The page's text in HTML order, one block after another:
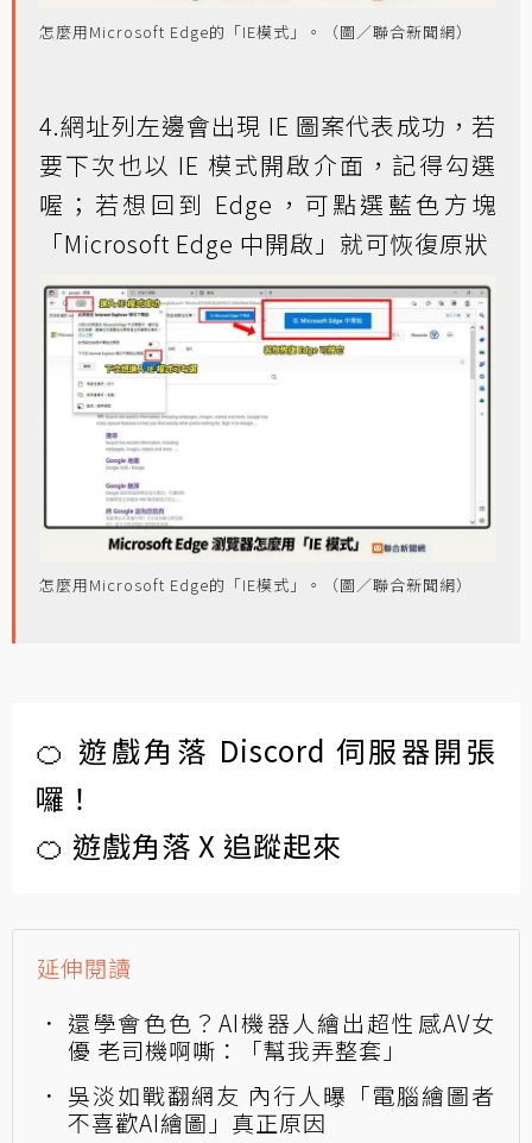
怎麼用Microsoft Edge的「IE模式」。（圖／聯合新聞網）
4.網址列左邊會出現 IE 圖案代表成功，若
要下次也以 IE 模式開啟介面，記得勾選
喔；若想回到 Edge，可點選藍色方塊
「Microsoft Edge 中開啟」就可恢復原狀
怎麼用Microsoft Edge的「IE模式」。（圖／聯合新聞網）
🍊 遊戲角落 Discord 伺服器開張
囉！
🍊 遊戲角落 X 追蹤起來
延伸閱讀
還學會色色？AI機器人繪出超性感AV女
優 老司機啊嘶：「幫我弄整套」
吳淡如戰翻網友 內行人曝「電腦繪圖者
不喜歡AI繪圖」真正原因